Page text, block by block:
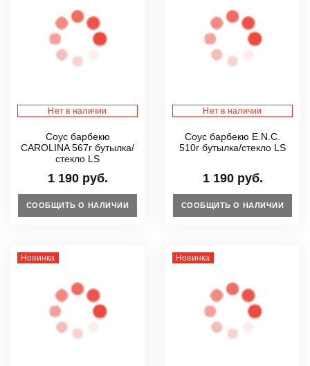
Нет в наличии
Соус барбекю
CAROLINA 567г бутылка/
стекло LS
1 190 руб.
СООБЩИТЬ О НАЛИЧИИ
Нет в наличии
Соус барбекю E.N.C.
510г бутылка/стекло LS
1 190 руб.
СООБЩИТЬ О НАЛИЧИИ
Новинка Новинка